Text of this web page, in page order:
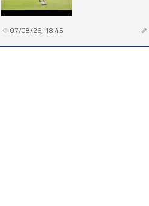
07/08/26, 18:45